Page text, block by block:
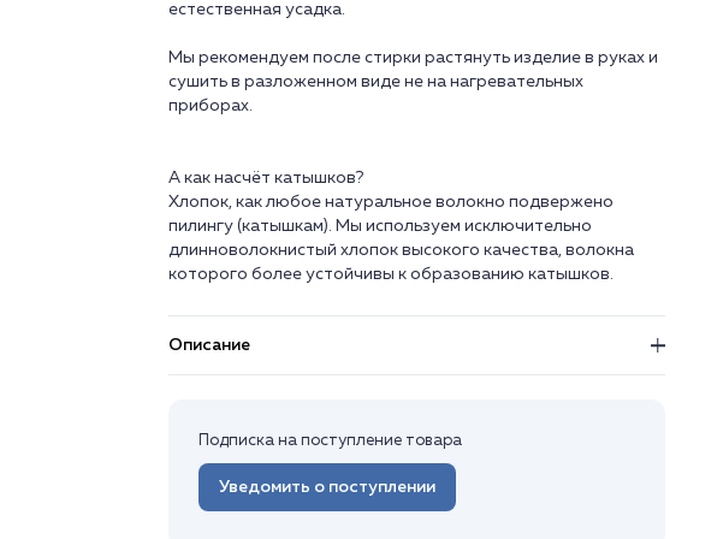
естественная усадка.
Мы рекомендуем после стирки растянуть изделие в руках и
сушить в разложенном виде не на нагревательных
приборах.
А как насчёт катышков?
Хлопок, как любое натуральное волокно подвержено
пилингу (катышкам). Мы используем исключительно
длинноволокнистый хлопок высокого качества, волокна
Описание
Подписка на поступление товара
Уведомить о поступлении